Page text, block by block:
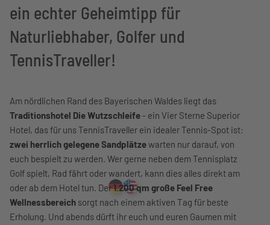
ein echter Geheimtipp für
Naturliebhaber, Golfer und
TennisTraveller!
Am nördlichen Rand des Bayerischen Waldes liegt das
Traditionshotel Die Wutzschleife- ein Vier Sterne Superior
Hotel, das für uns TennisTraveller ein idealer Tennis-Spot ist:
zwei herrlich gelegene Sandplätzewarten nur darauf, von
euch bespielt zu werden. Wer gerne neben dem Tennisplatz
Golf spielt, Rad fährt oder wandert, kann dies alles direkt am
oder ab dem Hotel tun. Der1.200 qm große Feel Free
Wellnessbereich sorgt nach einem aktiven Tag für beste
Erholung. Und abends dürft ihr euch und euren Gaumen mit